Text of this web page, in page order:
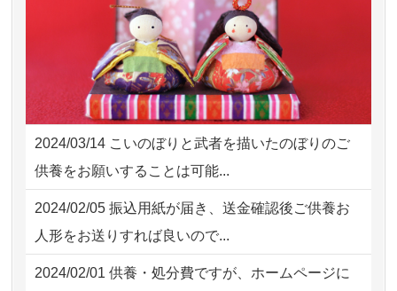
2026/07/31 10:29 京都市の方からお申込み
2026/07/31 08:41 埼玉県の方からお申込み
2026/07/30 22:27 墨田区の方からお申込み
2026/07/30 17:02 神奈川の方からお申込み
2026/07/30 15:59 神奈川の方からお申込み
供養の内容（料金や送り方等）がとて
も丁寧に説...
2026/07/18つい先日も利用させていただきまし
た。 手続...
2026/07/18 大切にしていたお人形をきちんと供養
してくださ...
2026/07/15 子供の頃から可愛がってきた七段飾り
の雛人形で...
2026/07/15 お客様の声を読み、丁寧に供養してい
2024/03/14 こいのぼりと武者を描いたのぼりのご
供養をお願いすることは可能...
2024/02/05 振込用紙が届き、送金確認後ご供養お
人形をお送りすれば良いので...
2024/02/01 供養・処分費ですが、ホームページに